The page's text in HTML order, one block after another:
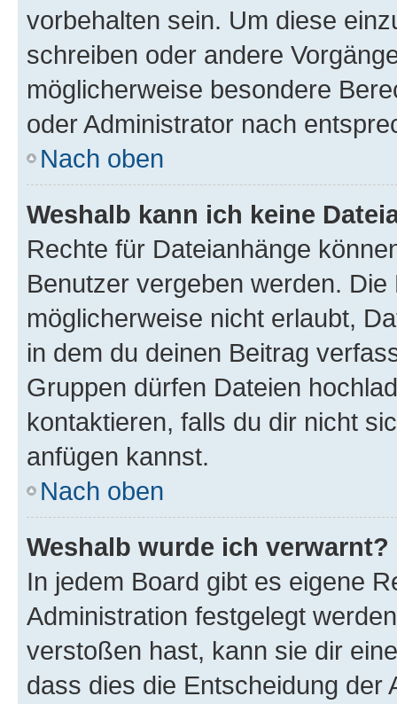
vorbehalten sein. Um diese
schreiben oder andere
möglicherweise besondere
oder Administrator nach
Nach oben
Weshalb kann ich keine
Rechte für Dateianhänge
Benutzer vergeben werden.
möglicherweise nicht erlaubt,
in dem du deinen Beitrag
Gruppen dürfen Dateien
kontaktieren, falls du dir nicht
anfügen kannst.
Nach oben
Weshalb wurde ich verwarnt?
In jedem Board gibt es eigene
Administration festgelegt
verstoßen hast, kann sie dir
dass dies die Entscheidung der